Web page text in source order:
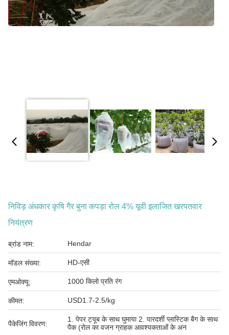
निविड़ अंधकार कृषि गैर बुना कपड़ा रोल 4% यूवी इलाजित खरपतवार
नियंत्रण
ब्रांड नाम: Hendar
मॉडल संख्या: HD-एसी
एमओक्यू: 1000 किलो प्रति रंग
कीमत: USD1.7-2.5/kg
पैकेजिंग विवरण:
1. पेपर ट्यूब के साथ घुमाया 2. पारदर्शी प्लास्टिक बैग के साथ
पैक (रोल का वजन ग्राहक आवश्यकताओं के अन